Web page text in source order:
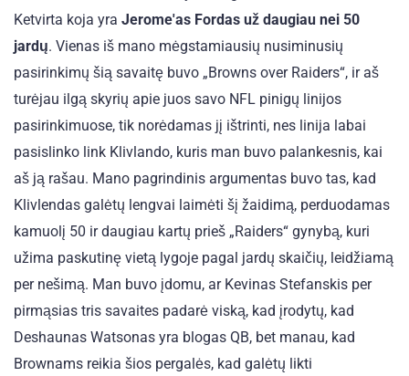
Ketvirta koja yra Jerome'as Fordas už daugiau nei 50
jardų. Vienas iš mano mėgstamiausių nusiminusių
pasirinkimų šią savaitę buvo „Browns over Raiders“, ir aš
turėjau ilgą skyrių apie juos savo NFL pinigų linijos
pasirinkimuose, tik norėdamas jį ištrinti, nes linija labai
pasislinko link Klivlando, kuris man buvo palankesnis, kai
aš ją rašau. Mano pagrindinis argumentas buvo tas, kad
Klivlendas galėtų lengvai laimėti šį žaidimą, perduodamas
kamuolį 50 ir daugiau kartų prieš „Raiders“ gynybą, kuri
užima paskutinę vietą lygoje pagal jardų skaičių, leidžiamą
per nešimą. Man buvo įdomu, ar Kevinas Stefanskis per
pirmąsias tris savaites padarė viską, kad įrodytų, kad
Deshaunas Watsonas yra blogas QB, bet manau, kad
Brownams reikia šios pergalės, kad galėtų likti